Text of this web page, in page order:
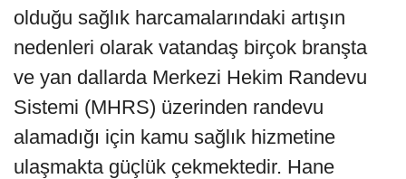
olduğu sağlık harcamalarındaki artışın
nedenleri olarak vatandaş birçok branşta
ve yan dallarda Merkezi Hekim Randevu
Sistemi (MHRS) üzerinden randevu
alamadığı için kamu sağlık hizmetine
ulaşmakta güçlük çekmektedir. Hane